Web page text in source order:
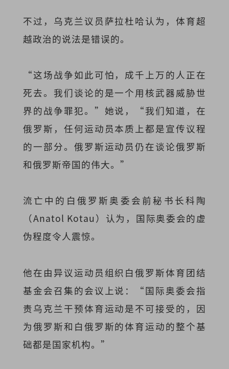
不过，乌克兰议员萨拉杜哈认为，体育超
越政治的说法是错误的。
“这场战争如此可怕，成千上万的人正在
死去。我们谈论的是一个用核武器威胁世
界的战争罪犯。”她说，“我们知道，在
俄罗斯，任何运动员本质上都是宣传议程
的一部分。俄罗斯运动员仍在谈论俄罗斯
和俄罗斯帝国的伟大。”
流亡中的白俄罗斯奥委会前秘书长科陶
（Anatol Kotau）认为，国际奥委会的虚
伪程度令人震惊。
他在由异议运动员组织白俄罗斯体育团结
基金会召集的会议上说：“国际奥委会指
责乌克兰干预体育运动是不可接受的，因
为俄罗斯和白俄罗斯的体育运动的整个基
础都是国家机构。”